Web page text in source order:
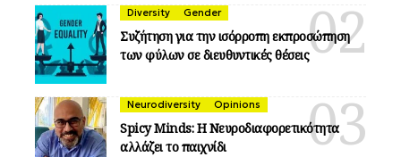
Diversity Gender
Συζήτηση για την ισόρροπη εκπροσώπηση
των φύλων σε διευθυντικές θέσεις
Neurodiversity Opinions
Spicy Minds: Η Νευροδιαφορετικότητα
αλλάζει το παιχνίδι